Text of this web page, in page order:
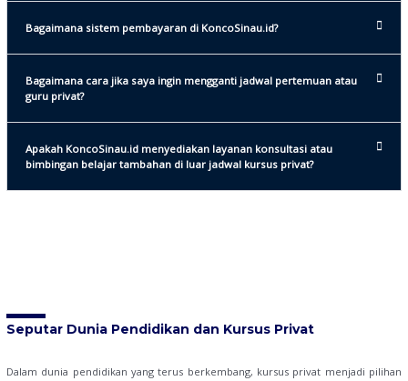
Bagaimana sistem pembayaran di KoncoSinau.id?
Bagaimana cara jika saya ingin mengganti jadwal pertemuan atau
guru privat?
Apakah KoncoSinau.id menyediakan layanan konsultasi atau
bimbingan belajar tambahan di luar jadwal kursus privat?
Seputar Dunia Pendidikan dan Kursus Privat
Dalam dunia pendidikan yang terus berkembang, kursus privat menjadi pilihan